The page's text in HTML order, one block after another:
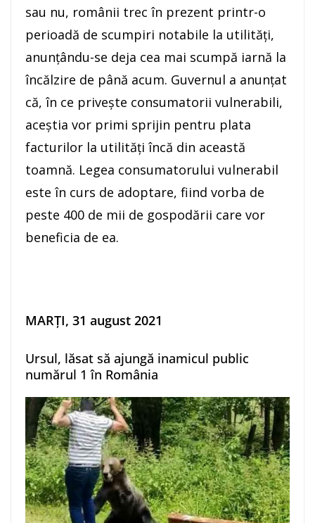
sau nu, românii trec în prezent printr-o
perioadă de scumpiri notabile la utilități,
anunțându-se deja cea mai scumpă iarnă la
încălzire de până acum. Guvernul a anunțat
că, în ce privește consumatorii vulnerabili,
aceștia vor primi sprijin pentru plata
facturilor la utilități încă din această
toamnă. Legea consumatorului vulnerabil
este în curs de adoptare, fiind vorba de
peste 400 de mii de gospodării care vor
beneficia de ea.
MARȚI, 31 august 2021
Ursul, lăsat să ajungă inamicul public
numărul 1 în România